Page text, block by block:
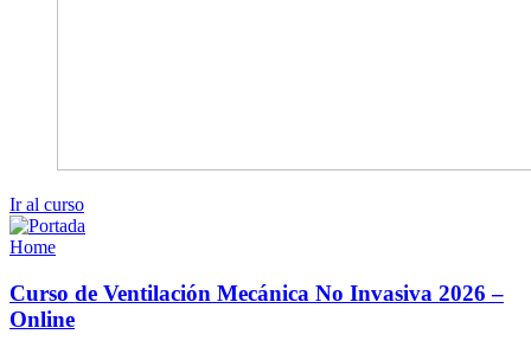
Ir al curso
Home
Curso de Ventilación Mecánica No Invasiva 2026 –
Online